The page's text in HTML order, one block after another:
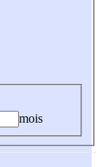
mois